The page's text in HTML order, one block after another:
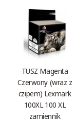
TUSZ Magenta
Czerwony (wraz z
czipem) Lexmark
100XL 100 XL
zamiennik